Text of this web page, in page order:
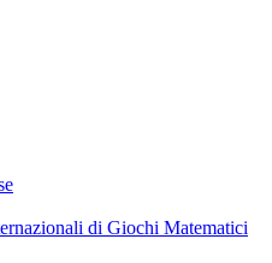
di Giochi Matematici